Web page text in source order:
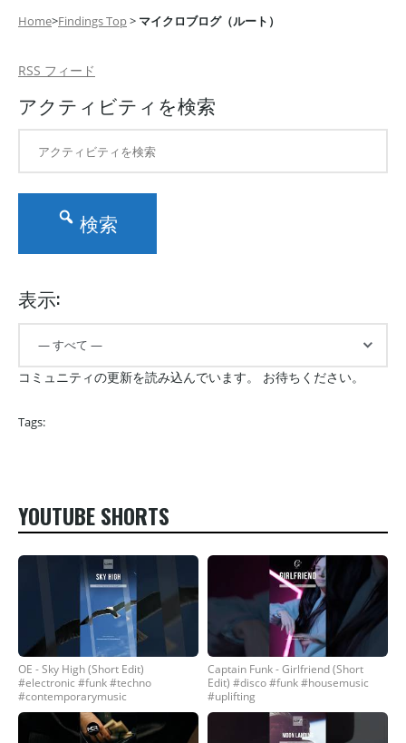
Home>Findings Top> マイクロブログ（ルート）
RSS フィード
アクティビティを検索
検索
表示:
コミュニティの更新を読み込んでいます。 お待ちください。
Tags:
YOUTUBE SHORTS
OE - Sky High (Short Edit)
#electronic #funk #techno
#contemporarymusic
Captain Funk - Girlfriend (Short
Edit) #disco #funk #housemusic
#uplifting